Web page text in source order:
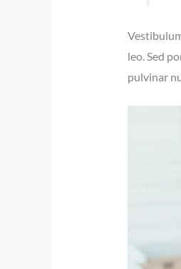
leo. Sed
pulvinar